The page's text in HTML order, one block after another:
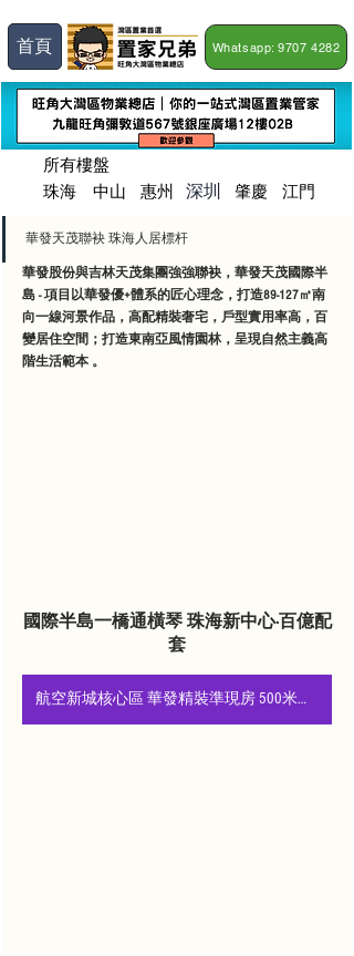
首頁 Whatsapp: 9707 4282
所有樓盤
珠海
​中山 惠州 深圳 肇慶 江門
華發天茂聯袂 珠海人居標杆
華發股份與吉林天茂集團強強聯袂，華發天茂國際半
島 - 項目以華發優+體系的匠心理念，打造89-127㎡南
向一線河景作品，高配精裝奢宅，戶型實用率高，百
變居住空間；打造東南亞風情園林，呈現自然主義高
階生活範本 。
國際半島一橋通橫琴 珠海新中心·百億配
套
航空新城核心區 華發精裝準現房 500米內醇熟生活圈